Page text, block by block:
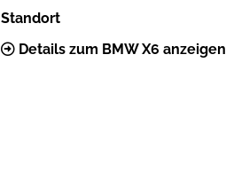
Standort
Details zum BMW X6 anzeigen